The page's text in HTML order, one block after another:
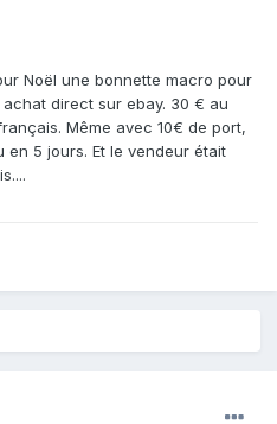
Noël une bonnette macro pour
direct sur ebay. 30 € au
Même avec 10€ de port,
en 5 jours. Et le vendeur était